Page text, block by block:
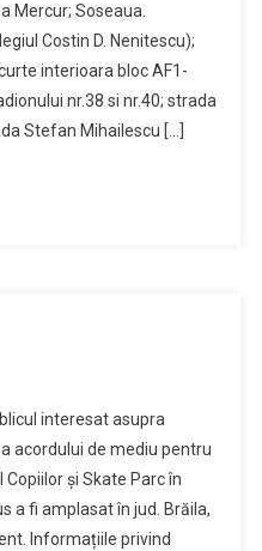
Mercur; Soseaua.
Costin D. Nenitescu);
interioara bloc AF1-
nr.38 si nr.40; strada
Stefan Mihailescu […]
interesat asupra
acordului de mediu pentru
și Skate Parc în
a fi amplasat în jud. Brăila,
Informațiile privind